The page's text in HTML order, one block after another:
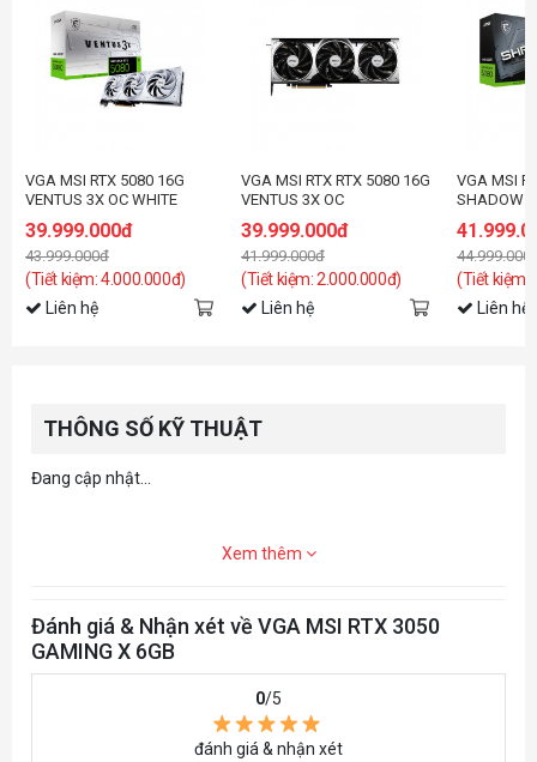
VGA MSI RTX 5080 16G
VENTUS 3X OC WHITE
39.999.000đ
43.999.000đ
(Tiết kiệm: 4.000.000đ)
Liên hệ
VGA MSI RTX RTX 5080 16G
VENTUS 3X OC
39.999.000đ
41.999.000đ
(Tiết kiệm: 2.000.000đ)
Liên hệ
VGA MSI
SHADOW
(Tiết kiệm:
Liên hệ
THÔNG SỐ KỸ THUẬT
Đang cập nhật...
Xem thêm
Đánh giá & Nhận xét về VGA MSI RTX 3050
GAMING X 6GB
0/5
đánh giá & nhận xét